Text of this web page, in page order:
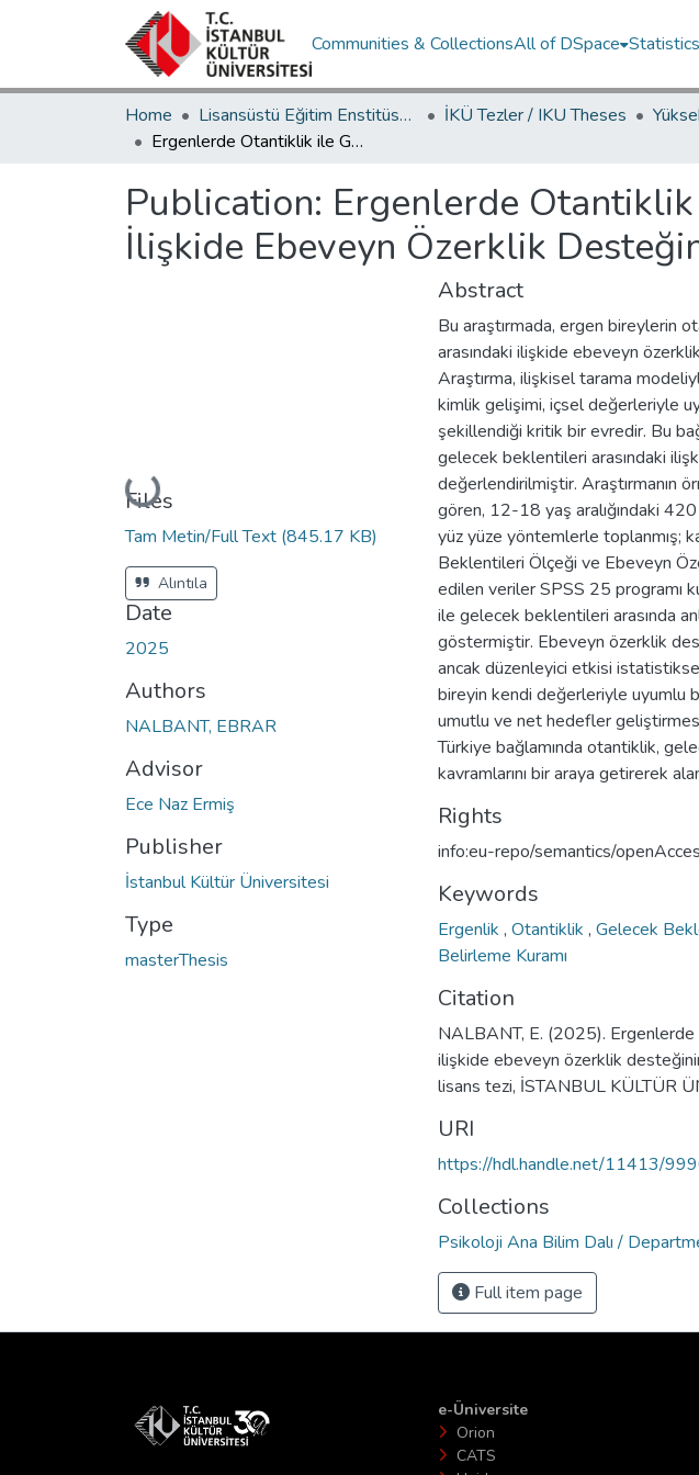
Communities & CollectionsAll of DSpace Statistics
Home Lisansüstü Eğitim Enstitüsü / Postgraduate Education Institute İKÜ Tezler / IKU Theses
Ergenlerde Otantiklik ile Gelecek Beklentileri Arasındaki İlişkide Ebeveyn Özerklik Desteğinin Düzenleyici Rolü
Publication: Ergenlerde
İlişkide Ebeveyn Özerklik
Loading...
Files
Tam Metin/Full Text (845.17 KB)
Alıntıla
Date
2025
Authors
NALBANT, EBRAR
Advisor
Ece Naz Ermiş
Publisher
İstanbul Kültür Üniversitesi
Type
masterThesis
Abstract
Bu araştırmada, ergen bireylerin
arasındaki ilişkide ebeveyn
Araştırma, ilişkisel tarama
kimlik gelişimi, içsel değerleriyle
şekillendiği kritik bir evredir. Bu
gelecek beklentileri arasındaki
değerlendirilmiştir. Araştırmanın
gören, 12-18 yaş aralığındaki
yüz yüze yöntemlerle toplanmış;
Beklentileri Ölçeği ve Ebeveyn
edilen veriler SPSS 25 programı
ile gelecek beklentileri arasında
göstermiştir. Ebeveyn özerklik
ancak düzenleyici etkisi
bireyin kendi değerleriyle uyumlu
umutlu ve net hedefler
Türkiye bağlamında otantiklik,
kavramlarını bir araya getirerek
Rights
info:eu-repo/semantics/
Keywords
Ergenlik , Otantiklik , Gelecek
Belirleme Kuramı
Citation
NALBANT, E. (2025).
ilişkide ebeveyn özerklik
lisans tezi, İSTANBUL KÜLTÜR
URI
https://hdl.handle.net/11413/
Collections
Psikoloji Ana Bilim Dalı /
Full item page
e-Üniversite
Orion
CATS